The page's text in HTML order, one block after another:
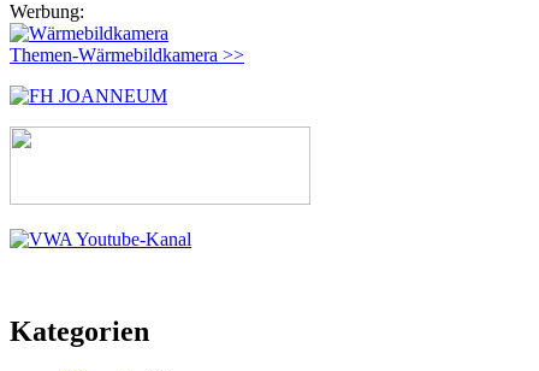
Werbung:
Themen-Wärmebildkamera >>
Kategorien